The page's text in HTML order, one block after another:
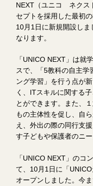
NEXT（ユニコ ネクス
セプトを採用した最初
10月1日に新規開設し
なります。
「UNICO NEXT」は就
スで、「5教科の自主学
ング学習」を行う点が
く、ITスキルに関する
とができます。また、
もの主体性を促し、自
え、外出の際の同行支
す子どもや保護者のニ
「UNICO NEXT」のコ
て、10月1日に「
オープンしました。今